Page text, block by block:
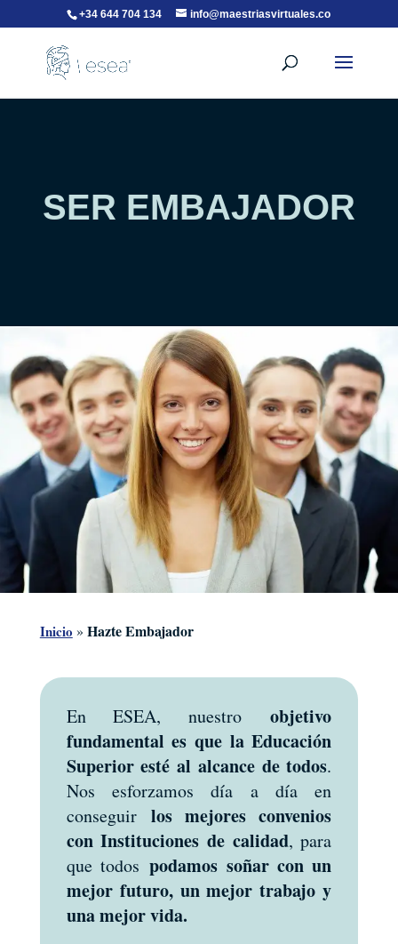
+34 644 704 134 info@maestriasvirtuales.co
SER EMBAJADOR
Inicio » Hazte Embajador
En ESEA, nuestroobjetivo
fundamental es que la Educación
Superior esté al alcance de todos.
Nos esforzamos día a día en
conseguir los mejores convenios
con Instituciones de calidad, para
que todospodamos soñar con un
mejor futuro, un mejor trabajo y
una mejor vida.